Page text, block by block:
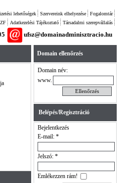
Fogalomtár
Szervereink elhelyezése
lehetőségek
Társadalmi szerepvállalás
Adatkezelési Tájékoztató
ufsz@domainadminisztracio.hu
Domain ellenőrzés
Domain név:
www.
Belépés/Regisztráció
Bejelentkezés
E-mail: *
Jelszó: *
Emlékezzen rám!